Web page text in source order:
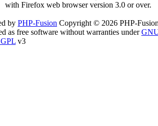
with Firefox web browser version 3.0 or over.
by PHP-Fusion Copyright © 2026 PHP-
as free software without warranties under
v3